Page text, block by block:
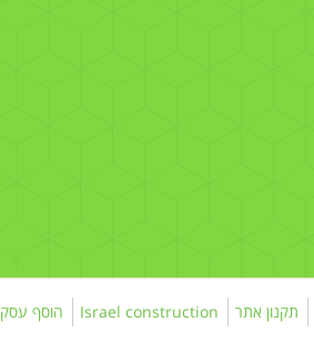
תקנון אתר Israel construction הוסף עסק